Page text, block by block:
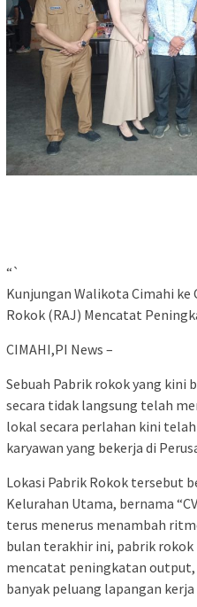
“`
Kunjungan Walikota Cimahi ke
Rokok (RAJ) Mencatat
CIMAHI,PI News –
Sebuah Pabrik rokok yang kini
secara tidak langsung telah
lokal secara perlahan kini
karyawan yang bekerja di
Lokasi Pabrik Rokok tersebut
Kelurahan Utama, bernama
terus menerus menambah
bulan terakhir ini, pabrik rokok
mencatat peningkatan
banyak peluang lapangan